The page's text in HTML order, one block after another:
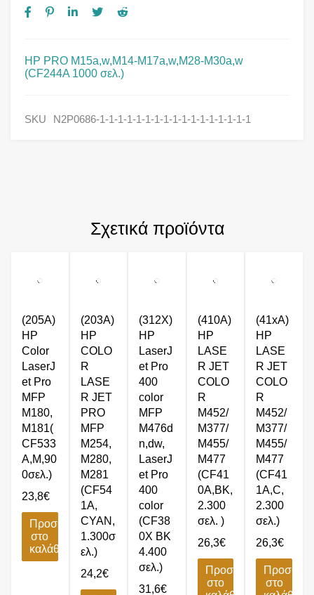
HP PRO M15a,w,M14-M17a,w,M28-M30a,w
(CF244A 1000 σελ.)
SKU N2P0686-1-1-1-1-1-1-1-1-1-1-1-1-1-1-1-1-1
Σχετικά προϊόντα
(205A)
HP
Color
LaserJ
et Pro
MFP
M180,
M181(
CF533
A,M,90
0σελ.)
23,8€
Προσθήκη
στο
καλάθι
(203A)
HP
COLO
R
LASE
R JET
PRO
MFP
M254,
M280,
M281
(CF54
1A,
CYAN,
1.300σ
ελ.)
24,2€
(312X)
HP
LaserJ
et Pro
400
color
MFP
M476d
n,dw,
LaserJ
et Pro
400
color
(CF38
0X BK
4.400
σελ.)
31,6€
(410A)
HP
LASE
R JET
COLO
R
M452/
M377/
M455/
M477
(CF41
0A,BK,
2.300
σελ. )
26,3€
Προσθήκη
στο
(41xA)
HP
LASE
R JET
COLO
R
M452/
M377/
M455/
M477
(CF41
1A,C,
2.300
σελ.)
26,3€
στο